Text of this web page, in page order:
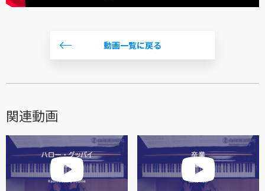
動画一覧に戻る
関連動画